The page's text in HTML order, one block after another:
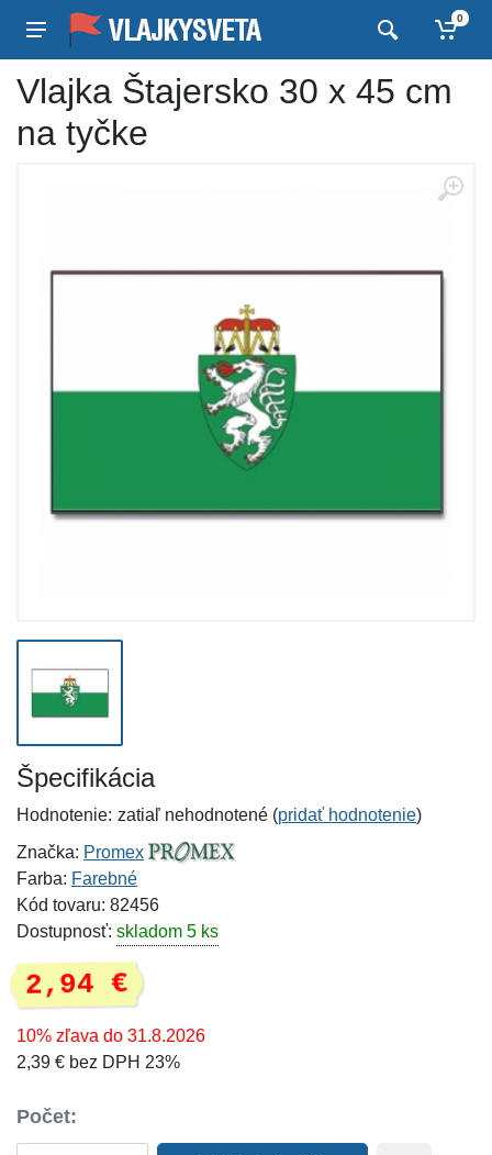
0
Vlajka Štajersko 30 x 45 cm
na tyčke
Špecifikácia
Hodnotenie: zatiaľ nehodnotené (pridať hodnotenie)
Značka: Promex
Farba: Farebné
Kód tovaru: 82456
Dostupnosť: skladom 5 ks
2,94 €
10% zľava do 31.8.2026
2,39 € bez DPH 23%
Počet: